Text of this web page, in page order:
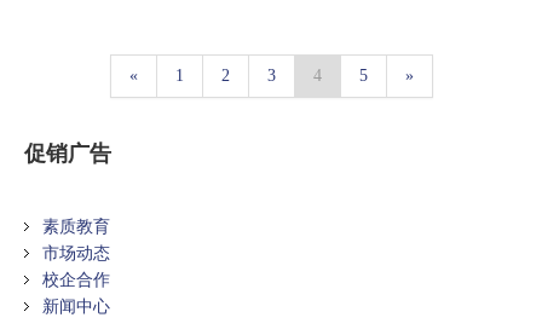
« 1 2 3 4 5 »
促销广告
素质教育
市场动态
校企合作
新闻中心